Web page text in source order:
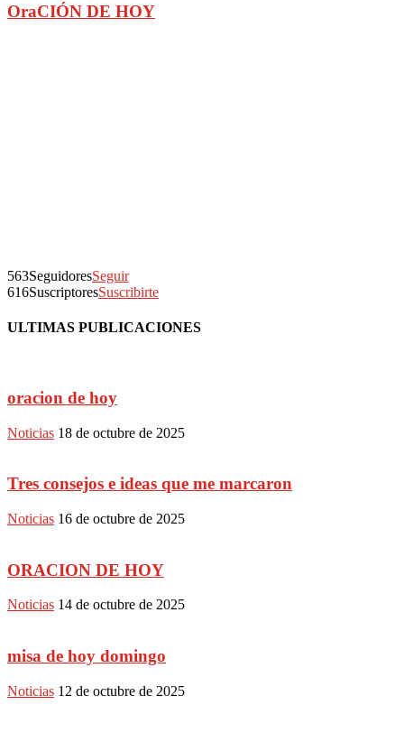
OraCIÓN DE HOY
563SeguidoresSeguir
616SuscriptoresSuscribirte
ULTIMAS PUBLICACIONES
oracion de hoy
Noticias 18 de octubre de 2025
Tres consejos e ideas que me marcaron
Noticias 16 de octubre de 2025
ORACION DE HOY
Noticias 14 de octubre de 2025
misa de hoy domingo
Noticias 12 de octubre de 2025